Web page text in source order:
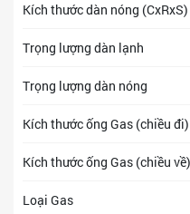
Kích thước dàn nóng (CxRxS)
Trọng lượng dàn lạnh
Trọng lượng dàn nóng
Kích thước ống Gas (chiều đi)
Kích thước ống Gas (chiều về)
Loại Gas